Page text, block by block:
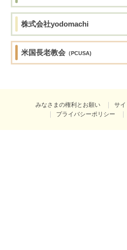
株式会社yodomachi
米国長老教会 （PCUSA)
みなさまの権利とお願い
サ
プライバシーポリシー